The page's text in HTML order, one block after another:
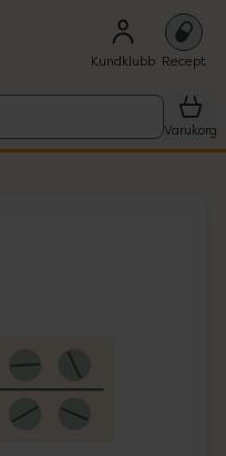
Kundklubb Recept
Varukorg